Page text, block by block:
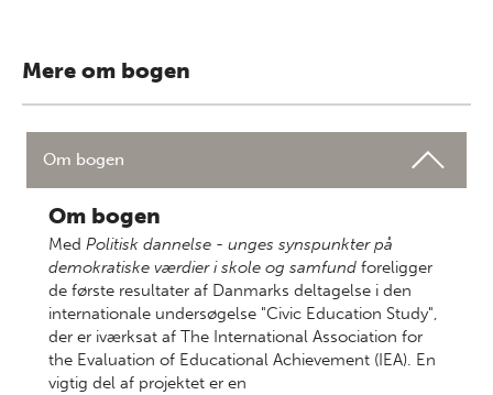
Mere om bogen
Om bogen
Om bogen
Med Politisk dannelse - unges synspunkter på
demokratiske værdier i skole og samfund foreligger
de første resultater af Danmarks deltagelse i den
internationale undersøgelse "Civic Education Study",
der er iværksat af The International Association for
the Evaluation of Educational Achievement (IEA). En
vigtig del af projektet er en